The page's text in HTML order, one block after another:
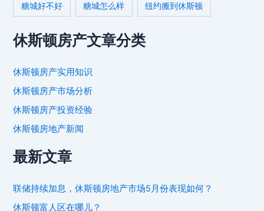
糖城好不好 糖城怎么样 纽约搬到休斯顿
休斯顿房产文章分类
休斯顿房产实用知识
休斯顿房产市场分析
休斯顿房产投资经验
休斯顿房地产新闻
最新文章
联储持续加息，休斯顿房地产市场5月份表现如何？
休斯顿富人区在哪儿？